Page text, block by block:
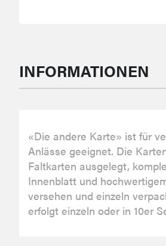
INFORMATIONEN
«Die andere Karte» ist für
Anlässe geeignet. Die
Faltkarten ausgelegt,
Innenblatt und
versehen und einzeln
erfolgt einzeln oder in 10er